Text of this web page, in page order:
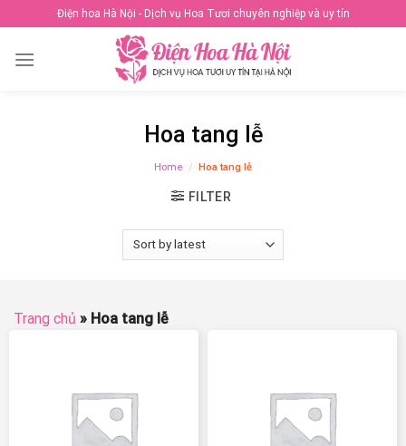
to
content
Điện hoa Hà Nội - Dịch vụ Hoa Tươi chuyên nghiệp và uy tín
Hoa tang lễ
Home / Hoa tang lễ
FILTER
Trang chủ » Hoa tang lễ